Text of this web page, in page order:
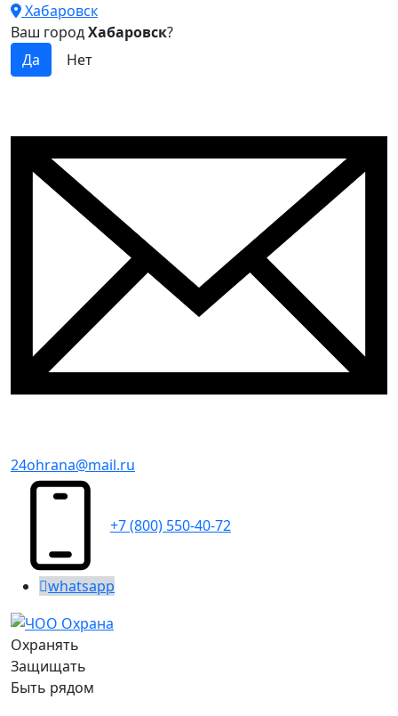
Хабаровск
Ваш городХабаровск?
24ohrana@mail.ru
+7 (800) 550-40-72
whatsapp
Охранять
Защищать
Быть рядом